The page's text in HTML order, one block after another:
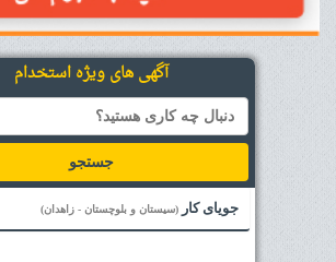
آگهی های ویژه استخدام
جستجو
جویای کار (سیستان و بلوچستان - زاهدان)